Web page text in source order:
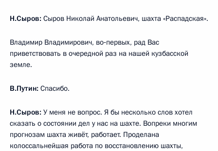
Н.Сыров: Сыров Николай Анатольевич, шахта «Распадская».
Владимир Владимирович, во‑первых, рад Вас
приветствовать в очередной раз на нашей кузбасской
земле.
В.Путин: Спасибо.
Н.Сыров: У меня не вопрос. Я бы несколько слов хотел
сказать о состоянии дел у нас на шахте. Вопреки многим
прогнозам шахта живёт, работает. Проделана
колоссальнейшая работа по восстановлению шахты,